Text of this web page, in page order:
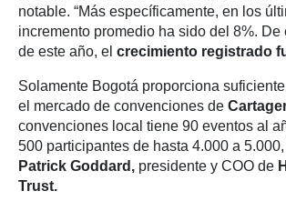
notable. “Más específicamente, en los
incremento promedio ha sido del 8%. De
de este año, el crecimiento registrado
Solamente Bogotá proporciona
el mercado de convenciones de
convenciones local tiene 90 eventos al
500 participantes de hasta 4.000 a
Patrick Goddard, presidente y COO de
Trust.